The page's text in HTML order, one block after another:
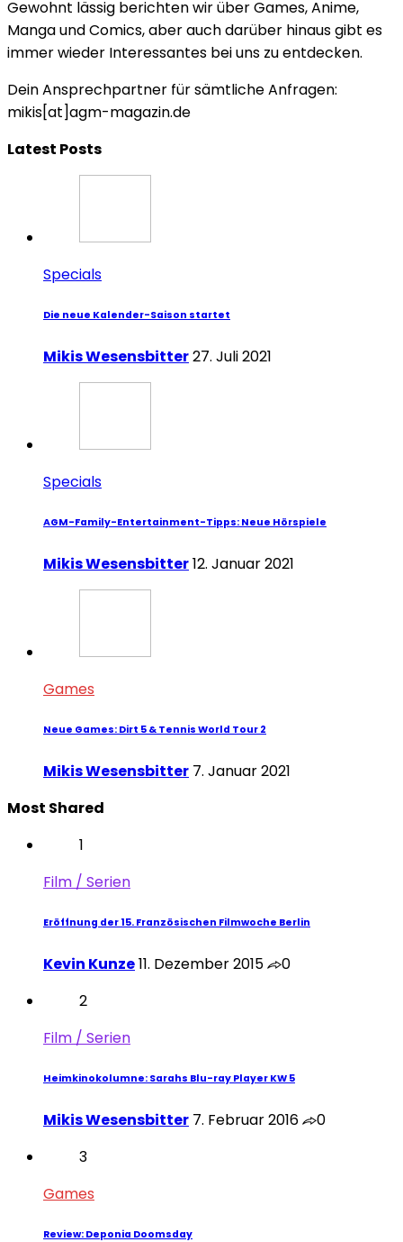
Gewohnt lässig berichten wir über Games, Anime,
Manga und Comics, aber auch darüber hinaus gibt es
immer wieder Interessantes bei uns zu entdecken.
Dein Ansprechpartner für sämtliche Anfragen:
mikis[at]agm-magazin.de
Latest Posts
Specials
Die neue Kalender-Saison startet
Mikis Wesensbitter27. Juli 2021
Specials
AGM-Family-Entertainment-Tipps: Neue Hörspiele
Mikis Wesensbitter12. Januar 2021
Games
Neue Games: Dirt 5 & Tennis World Tour 2
Mikis Wesensbitter 7. Januar 2021
Most Shared
1
Film / Serien
Eröffnung der 15. Französischen Filmwoche Berlin
Kevin Kunze11. Dezember 2015
0
2
Film / Serien
Heimkinokolumne: Sarahs Blu-ray Player KW 5
Mikis Wesensbitter 7. Februar 2016
0
3
Games
Review: Deponia Doomsday